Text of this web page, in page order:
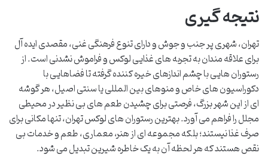
نتیجه گیری
تهران، شهری پر جنب و جوش و دارای تنوع فرهنگی غنی، مقصدی ایده آل
برای علاقه مندان به تجربه های غذایی لوکس و فراموش نشدنی است. از
رستوران هایی با چشم اندازهای خیره کننده گرفته تا فضاهایی با
دکوراسیون های خاص و منوهای بین المللی یا سنتی اصیل، هر گوشه
ای از این شهر بزرگ، فرصتی برای چشیدن طعم های بی نظیر در محیطی
مجلل را فراهم می آورد. بهترین رستوران های لوکس تهران، تنها مکانی برای
صرف غذا نیستند؛ بلکه مجموعه ای از هنر، معماری، طعم و خدمات بی
نقص هستند که هر لحظه آن به یک خاطره شیرین تبدیل می شود.